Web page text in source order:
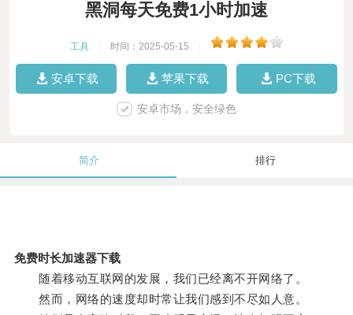
黑洞每天免费1小时加速
工具 时间：2025-05-15
安卓下载 苹果下载 PC下载
安卓市场，安全绿色
简介 排行
免费时长加速器下载
随着移动互联网的发展，我们已经离不开网络了。
然而，网络的速度却时常让我们感到不尽如人意。